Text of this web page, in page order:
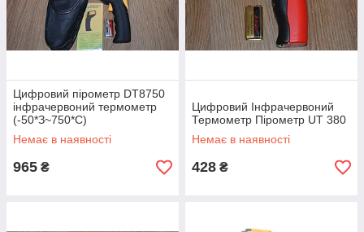
Цифровий пірометр DT8750
інфрачервоний термометр
(-50*З~750*С)
Немає в наявності
965 ₴
Цифровий Інфрачервоний
Термометр Пірометр UT 380
Немає в наявності
428 ₴